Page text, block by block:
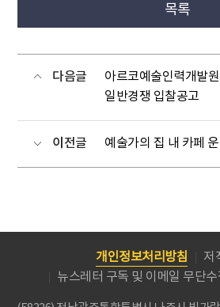
목록
다음글
아르코예술인력개발
일반경쟁 입찰공고
이전글 예술가의 집 내 카페
개인정보처리방침
저
뉴스레터 구독 및 이메일 무단